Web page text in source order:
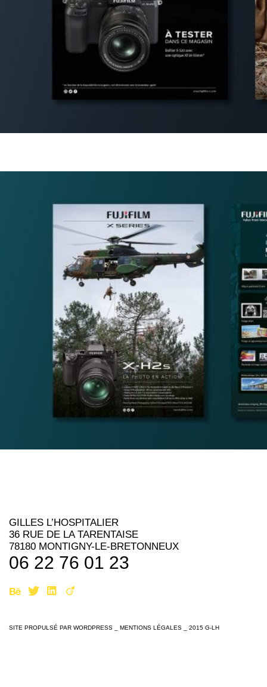
GILLES L’HOSPITALIER
36 RUE DE LA TARENTAISE
78180 MONTIGNY-LE-BRETONNEUX
06 22 76 01 23
SITE PROPULSÉ PAR WORDPRESS MENTIONS LÉGALES _ 2015 G-LH